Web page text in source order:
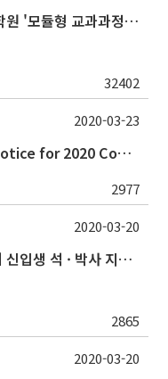
SNU Inno-Edu 프로젝트 보건대학원 '모듈형 교과과정' 안내(revised 2022/2/28)
32402
2020년 지역사회보건실습 안내(Notice for 2020 Community Health Field Training)
2977
2020-03-23
[제출방법변경] 2020학년도 1학기 신입생 석 · 박사 지도교수 선정 신청(Thesis Advisor)
2865
2020-03-20
2020-03-20